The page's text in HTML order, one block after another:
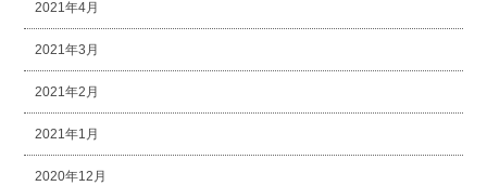
2021年4月
2021年3月
2021年2月
2021年1月
2020年12月